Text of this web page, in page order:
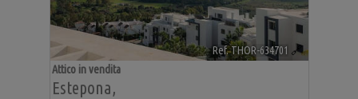
Ref. THOR-634701 🔗
Estepona,
Attico in vendita